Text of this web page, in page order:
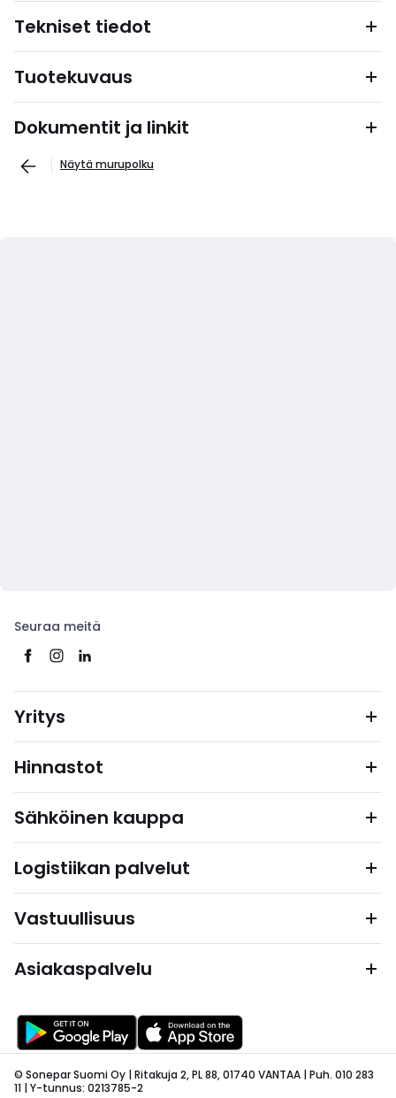
Tekniset tiedot
Tuotekuvaus
Dokumentit ja linkit
Näytä murupolku
Seuraa meitä
Yritys
Hinnastot
Sähköinen kauppa
Logistiikan palvelut
Vastuullisuus
Asiakaspalvelu
© Sonepar Suomi Oy | Ritakuja 2, PL 88, 01740 VANTAA | Puh. 010 283
11 | Y-tunnus: 0213785-2